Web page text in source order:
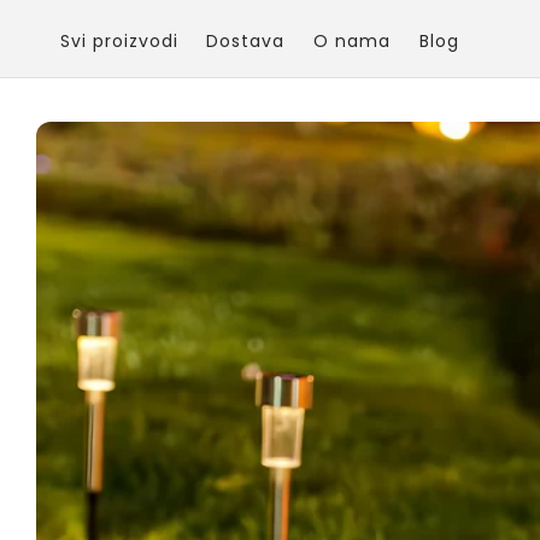
content
Svi proizvodi Dostava O nama Blog
Skip to
information